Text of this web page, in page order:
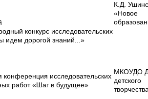
К.Д.
«Новое
конкурс исследовательских
идем дорогой знаний...»
конференция исследовательских
работ «Шаг в будущее»
МКОУДО
детского